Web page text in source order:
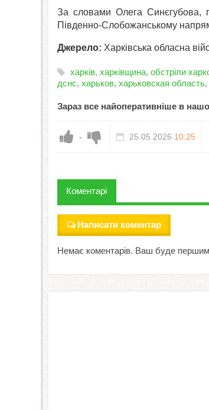
За словами Олега Синєгубова,
Південно-Слобожанському
Джерело: Харківська обласна
харків, харківщина, обстріли
дснс, харьков, харьковская область,
Зараз все найоперативніше в
- 25.05.2026 10:25
Коментарі
Написати коментар
Немає коментарів. Ваш буде